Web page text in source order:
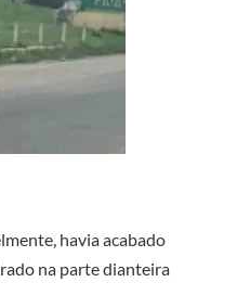
havia acabado
na parte dianteira